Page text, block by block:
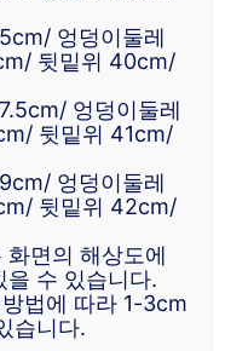
엉덩이둘레
뒷밑위 40cm/
엉덩이둘레
뒷밑위 41cm/
엉덩이둘레
뒷밑위 42cm/
면의 해상도에
을 수 있습니다.
법에 따라 1-3cm
습니다.